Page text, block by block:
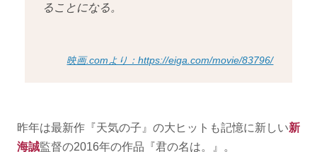
ることになる。
映画.comより：https://eiga.com/movie/83796/
昨年は最新作『天気の子』の大ヒットも記憶に新しい新
海誠監督の2016年の作品『君の名は。』。